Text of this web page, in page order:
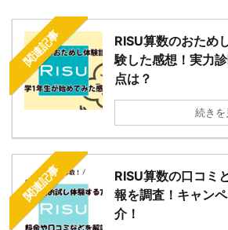
関連記事
RISU算数のおため
験した感想！実力
点は？
続きを
関連記事
RISU算数の口コミ
報を調査！キャン
介！